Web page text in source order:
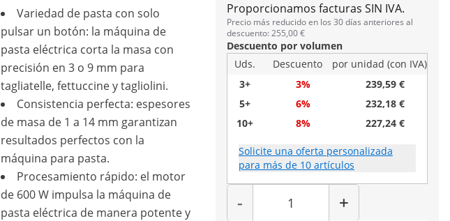
Proporcionamos facturas SIN IVA.
Precio más reducido en los 30 días anteriores al
descuento: 255,00 €
Descuento por volumen
Uds.
Descuento
por unidad (con IVA)
3+
3%
239,59 €
5+
6%
232,18 €
10+
8% 227,24 €
Solicite una oferta personalizada
para más de 10 artículos
-
Cantidad
+
Variedad de pasta con solo
pulsar un botón: la máquina de
pasta eléctrica corta la masa con
precisión en 3 o 9 mm para
tagliatelle, fettuccine y tagliolini.
Consistencia perfecta: espesores
de masa de 1 a 14 mm garantizan
resultados perfectos con la
máquina para pasta.
Procesamiento rápido: el motor
de 600 W impulsa la máquina de
pasta eléctrica de manera potente y